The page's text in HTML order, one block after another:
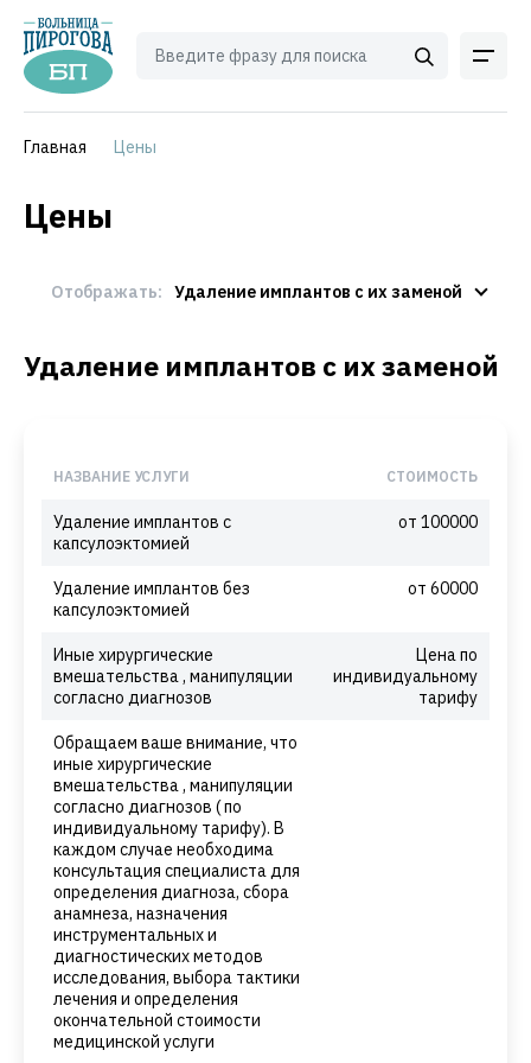
Главная Цены
Цены
Отображать: Удаление имплантов с их заменой
Удаление имплантов с их заменой
НАЗВАНИЕ УСЛУГИ СТОИМОСТЬ
Удаление имплантов с
капсулоэктомией
от 100000
Удаление имплантов без
капсулоэктомией
от 60000
Иные хирургические
вмешательства , манипуляции
согласно диагнозов
Цена по
индивидуальному
тарифу
Обращаем ваше внимание, что
иные хирургические
вмешательства , манипуляции
согласно диагнозов ( по
индивидуальному тарифу). В
каждом случае необходима
консультация специалиста для
определения диагноза, сбора
анамнеза, назначения
инструментальных и
диагностических методов
исследования, выбора тактики
лечения и определения
окончательной стоимости
медицинской услуги